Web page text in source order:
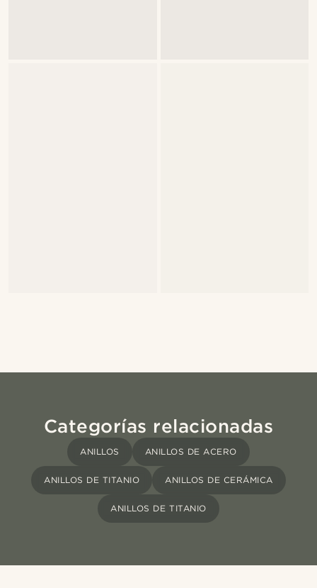
Categorías relacionadas
ANILLOS ANILLOS DE ACERO
ANILLOS DE TITANIO ANILLOS DE CERÁMICA
ANILLOS DE TITANIO